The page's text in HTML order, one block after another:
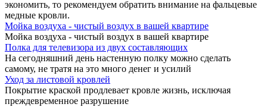
экономить, то рекомендуем обратить внимание на фальцевые
медные кровли.
Мойка воздуха - чистый воздух в вашей квартире
Мойка воздуха - чистый воздух в вашей квартире
Полка для телевизора из двух составляющих
На сегодняшний день настенную полку можно сделать
самому, не тратя на это много денег и усилий
Уход за листовой кровлей
Покрытие краской продлевает кровле жизнь, исключая
преждевременное разрушение